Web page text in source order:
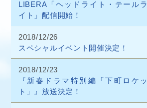
LIBERA「ヘッドライト・テールラ
イト」配信開始！
2018/12/26
スペシャルイベント開催決定！
2018/12/23
『新春ドラマ特別編「下町ロケッ
ト」』放送決定！